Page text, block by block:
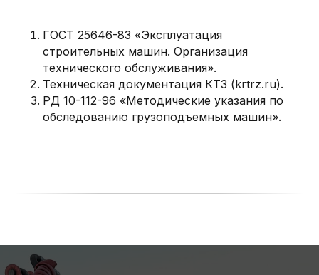
ГОСТ 25646-83 «Эксплуатация
строительных машин. Организация
технического обслуживания».
Техническая документация КТЗ (krtrz.ru).
РД 10-112-96 «Методические указания по
обследованию грузоподъемных машин».